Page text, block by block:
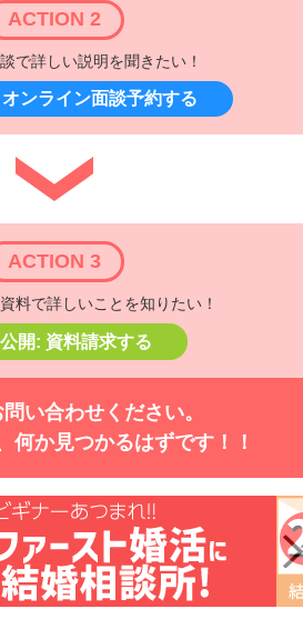
ACTION 2
で詳しい説明を聞きたい！
ンライン面談予約する
ACTION 3
料で詳しいことを知りたい！
開: 資料請求する
い合わせください。
何か見つかるはずです！！